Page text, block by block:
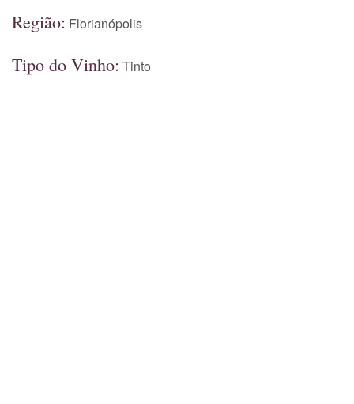
Região: Florianópolis
Tipo do Vinho: Tinto